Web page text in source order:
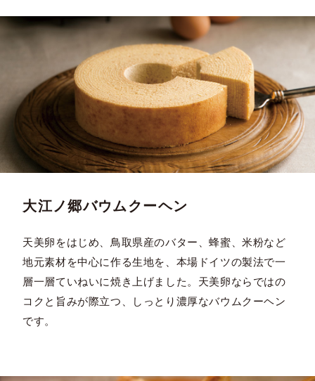
大江ノ郷バウムクーヘン
天美卵をはじめ、鳥取県産のバター、蜂蜜、米粉など
地元素材を中心に作る生地を、本場ドイツの製法で一
層一層ていねいに焼き上げました。天美卵ならではの
コクと旨みが際立つ、しっとり濃厚なバウムクーヘン
です。